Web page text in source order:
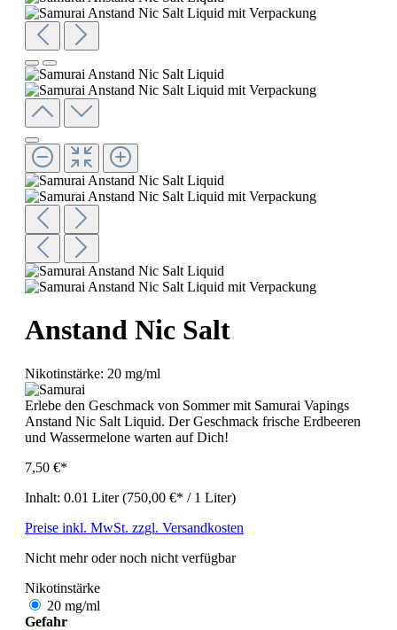
Anstand Nic Salt
Nikotinstärke: 20 mg/ml
Erlebe den Geschmack von Sommer mit Samurai Vapings
Anstand Nic Salt Liquid. Der Geschmack frische Erdbeeren
und Wassermelone warten auf Dich!
7,50 €*
Inhalt: 0.01 Liter(750,00 €* / 1 Liter)
Preise inkl. MwSt. zzgl. Versandkosten
Nicht mehr oder noch nicht verfügbar
Nikotinstärke
20 mg/ml
Gefahr